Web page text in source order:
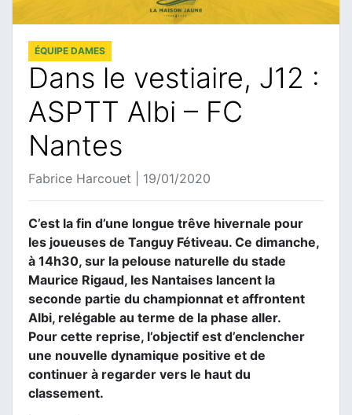
ÉQUIPE DAMES
Dans le vestiaire, J12 :
ASPTT Albi – FC
Nantes
Fabrice Harcouet | 19/01/2020
C’est la fin d’une longue trêve hivernale pour
les joueuses de Tanguy Fétiveau. Ce dimanche,
à 14h30, sur la pelouse naturelle du stade
Maurice Rigaud, les Nantaises lancent la
seconde partie du championnat et affrontent
Albi, relégable au terme de la phase aller.
Pour cette reprise, l’objectif est d’enclencher
une nouvelle dynamique positive et de
continuer à regarder vers le haut du
classement.